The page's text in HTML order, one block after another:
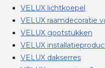
VELUX lichtkoepel
VELUX raamdecoratie
VELUX gootstukken
VELUX
VELUX dakserres